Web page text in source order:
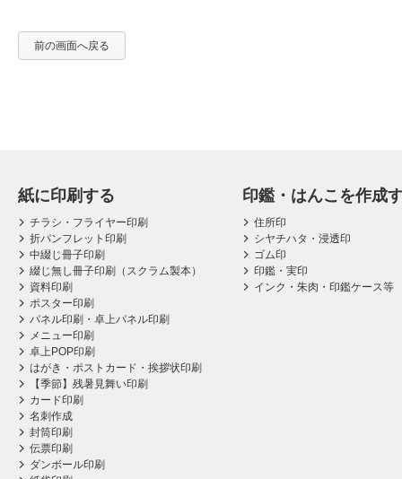
前の画面へ戻る
紙に印刷する
チラシ・フライヤー印刷
折パンフレット印刷
中綴じ冊子印刷
綴じ無し冊子印刷（スクラム製本）
資料印刷
ポスター印刷
パネル印刷・卓上パネル印刷
メニュー印刷
卓上POP印刷
はがき・ポストカード・挨拶状印刷
【季節】残暑見舞い印刷
カード印刷
名刺作成
封筒印刷
伝票印刷
ダンボール印刷
印鑑・はんこを作成
住所印
シヤチハタ・浸透印
ゴム印
印鑑・実印
インク・朱肉・印鑑ケース等